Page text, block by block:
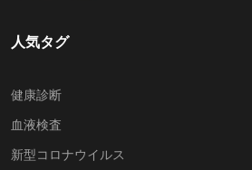
人気タグ
健康診断
血液検査
新型コロナウイルス